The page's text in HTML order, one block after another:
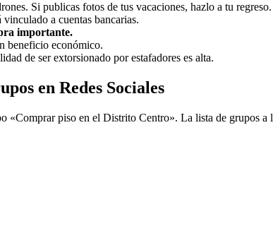
Si publicas fotos de tus vacaciones, hazlo a tu regreso.
vinculado a cuentas bancarias.
importante.
beneficio económico.
de ser extorsionado por estafadores es alta.
en Redes Sociales
«Comprar piso en el Distrito Centro». La lista de grupos